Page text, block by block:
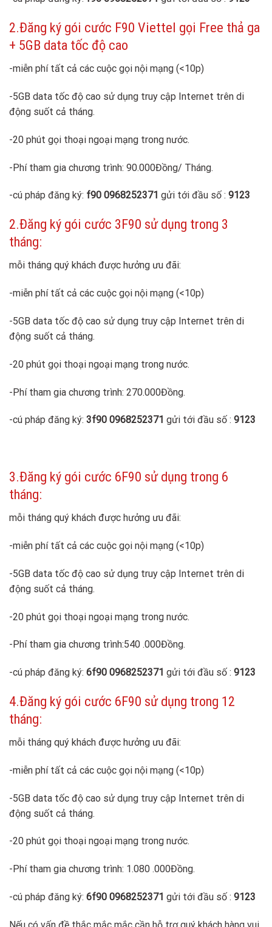
2.Đăng ký gói cước F90 Viettel gọi Free thả ga
+ 5GB data tốc độ cao
-miễn phí tất cả các cuộc gọi nội mạng (<10p)
-5GB data tốc độ cao sử dụng truy cập Internet trên di
động suốt cả tháng.
-20 phút gọi thoại ngoại mạng trong nước.
-Phí tham gia chương trình: 90.000Đồng/ Tháng.
-cú pháp đăng ký: f90 0968252371 gửi tới đầu số : 9123
2.Đăng ký gói cước 3F90 sử dụng trong 3
tháng:
mỗi tháng quý khách được hưởng ưu đãi:
-miễn phí tất cả các cuộc gọi nội mạng (<10p)
-5GB data tốc độ cao sử dụng truy cập Internet trên di
động suốt cả tháng.
-20 phút gọi thoại ngoại mạng trong nước.
-Phí tham gia chương trình: 270.000Đồng.
-cú pháp đăng ký: 3f90 0968252371 gửi tới đầu số : 9123
3.Đăng ký gói cước 6F90 sử dụng trong 6
tháng:
mỗi tháng quý khách được hưởng ưu đãi:
-miễn phí tất cả các cuộc gọi nội mạng (<10p)
-5GB data tốc độ cao sử dụng truy cập Internet trên di
động suốt cả tháng.
-20 phút gọi thoại ngoại mạng trong nước.
-Phí tham gia chương trình:540 .000Đồng.
-cú pháp đăng ký: 6f90 0968252371 gửi tới đầu số : 9123
4.Đăng ký gói cước 6F90 sử dụng trong 12
tháng:
mỗi tháng quý khách được hưởng ưu đãi:
-miễn phí tất cả các cuộc gọi nội mạng (<10p)
-5GB data tốc độ cao sử dụng truy cập Internet trên di
động suốt cả tháng.
-20 phút gọi thoại ngoại mạng trong nước.
-Phí tham gia chương trình: 1.080 .000Đồng.
-cú pháp đăng ký: 6f90 0968252371 gửi tới đầu số : 9123